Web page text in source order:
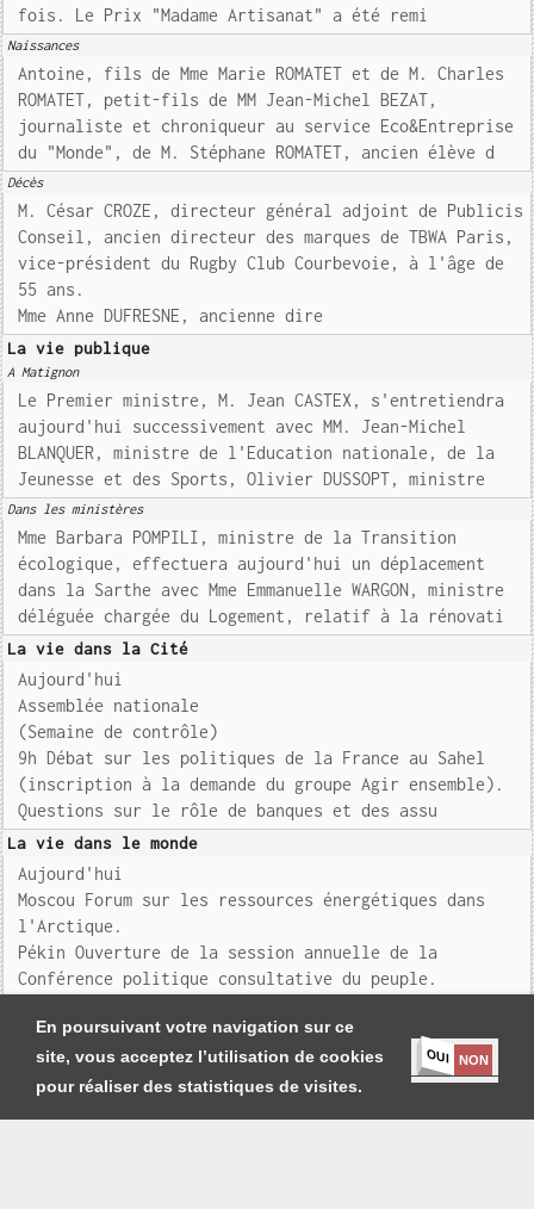
En poursuivant votre navigation sur ce
site, vous acceptez l’utilisation de cookies
pour réaliser des statistiques de visites.
OUI NON
fois. Le Prix "Madame Artisanat" a été remi
Naissances
Antoine, fils de Mme Marie ROMATET et de M. Charles
ROMATET, petit-fils de MM Jean-Michel BEZAT,
journaliste et chroniqueur au service Eco&Entreprise
du "Monde", de M. Stéphane ROMATET, ancien élève d
Décès
M. César CROZE, directeur général adjoint de Publicis
Conseil, ancien directeur des marques de TBWA Paris,
vice-président du Rugby Club Courbevoie, à l'âge de
55 ans.
Mme Anne DUFRESNE, ancienne dire
La vie publique
A Matignon
Le Premier ministre, M. Jean CASTEX, s'entretiendra
aujourd'hui successivement avec MM. Jean-Michel
BLANQUER, ministre de l'Education nationale, de la
Jeunesse et des Sports, Olivier DUSSOPT, ministre
Dans les ministères
Mme Barbara POMPILI, ministre de la Transition
écologique, effectuera aujourd'hui un déplacement
dans la Sarthe avec Mme Emmanuelle WARGON, ministre
déléguée chargée du Logement, relatif à la rénovati
La vie dans la Cité
Aujourd'hui
Assemblée nationale
(Semaine de contrôle)
9h Débat sur les politiques de la France au Sahel
(inscription à la demande du groupe Agir ensemble).
Questions sur le rôle de banques et des assu
La vie dans le monde
Aujourd'hui
Moscou Forum sur les ressources énergétiques dans
l'Arctique.
Pékin Ouverture de la session annuelle de la
Conférence politique consultative du peuple.